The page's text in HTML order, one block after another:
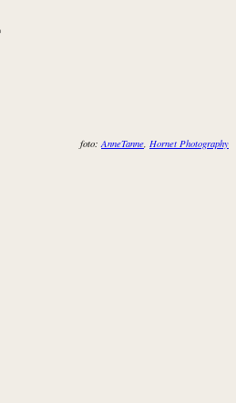
foto: AnneTanne Hornet Photography